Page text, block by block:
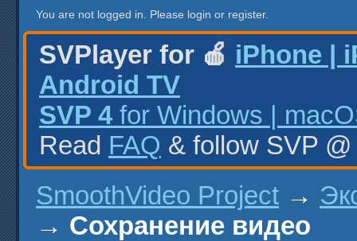
You are not logged in. Please login or register.
SVPlayer for 🍎 iPhone |
Android TV
SVP 4 for Windows |
Read FAQ & follow SVP
SmoothVideo Project →
→ Сохранение видео